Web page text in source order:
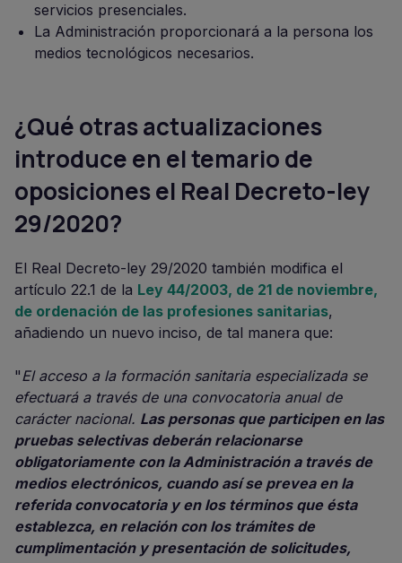
servicios presenciales.
La Administración proporcionará a la persona los
medios tecnológicos necesarios.
¿Qué otras actualizaciones
introduce en el temario de
oposiciones el Real Decreto-ley
29/2020?
El Real Decreto-ley 29/2020 también modifica el
artículo 22.1 de la Ley 44/2003, de 21 de noviembre,
de ordenación de las profesiones sanitarias,
añadiendo un nuevo inciso, de tal manera que:
"El acceso a la formación sanitaria especializada se
efectuará a través de una convocatoria anual de
carácter nacional. Las personas que participen en las
pruebas selectivas deberán relacionarse
obligatoriamente con la Administración a través de
medios electrónicos, cuando así se prevea en la
referida convocatoria y en los términos que ésta
establezca, en relación con los trámites de
cumplimentación y presentación de solicitudes,